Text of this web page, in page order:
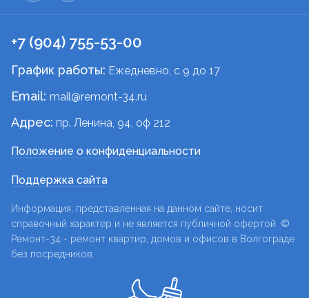
+7 (904) 755-53-00
График работы: Ежедневно, c 9 до 17
Email: mail@remont-34.ru
Адрес: пр. Ленина, 94, оф 212
Положение о конфиденциальности
Поддержка сайта
Информация, представленная на данном сайте, носит
справочный характер и не является публичной офертой. ©
Ремонт-34 - ремонт квартир, домов и офисов в Волгограде
без посредников.